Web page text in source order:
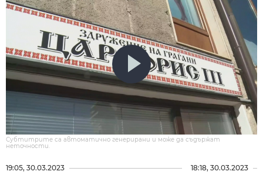
Субтитрите са автоматично генерирани и може да съдържат
неточности.
19:05, 30.03.2023 18:18, 30.03.2023